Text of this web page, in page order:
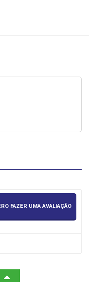
FAZER UMA AVALIAÇÃO